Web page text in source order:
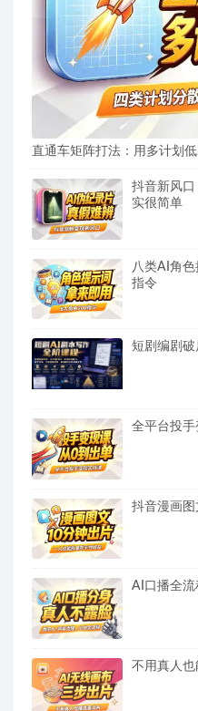
直通车矩阵打法：用多计划
抖音新风
实很简单
八类AI角
指令
短剧编剧
全平台投
抖音漫画
AI口播全流
不用真人